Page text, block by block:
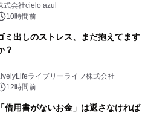
式会社cielo azul
10時間前
ミ出しのストレス、まだ抱えてます
？
ライブリーライフ株式会社
12時間前
「借用書がないお金」は返さなければ